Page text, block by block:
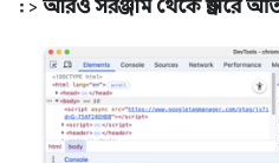
⋮ > আরও সরঞ্জাম থেকে ড্রয়ারে